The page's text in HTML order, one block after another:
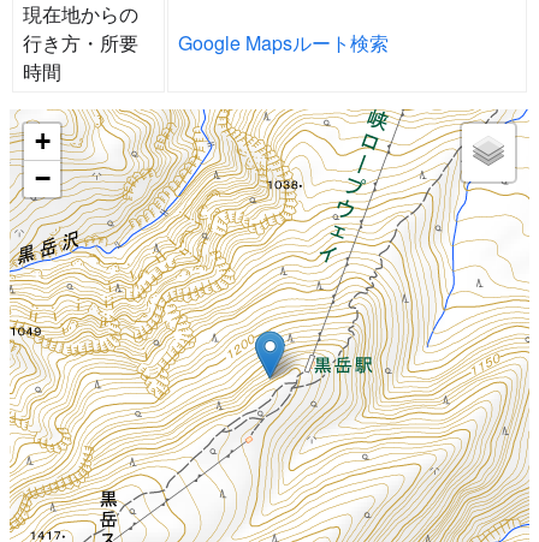
現在地からの
行き方・所要
時間
Google Mapsルート検索
+
−